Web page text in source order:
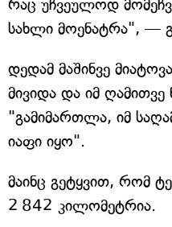
რაც უჩვეულოდ
სახლი მოენატრა", —
დედამ მაშინვე
მივიდა და იმ
"გამიმართლა, იმ
იაფი იყო".
მაინც გეტყვით, რომ
2 842 კილომეტრია.